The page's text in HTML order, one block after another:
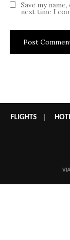
Save my
next time I
FLIGHTS